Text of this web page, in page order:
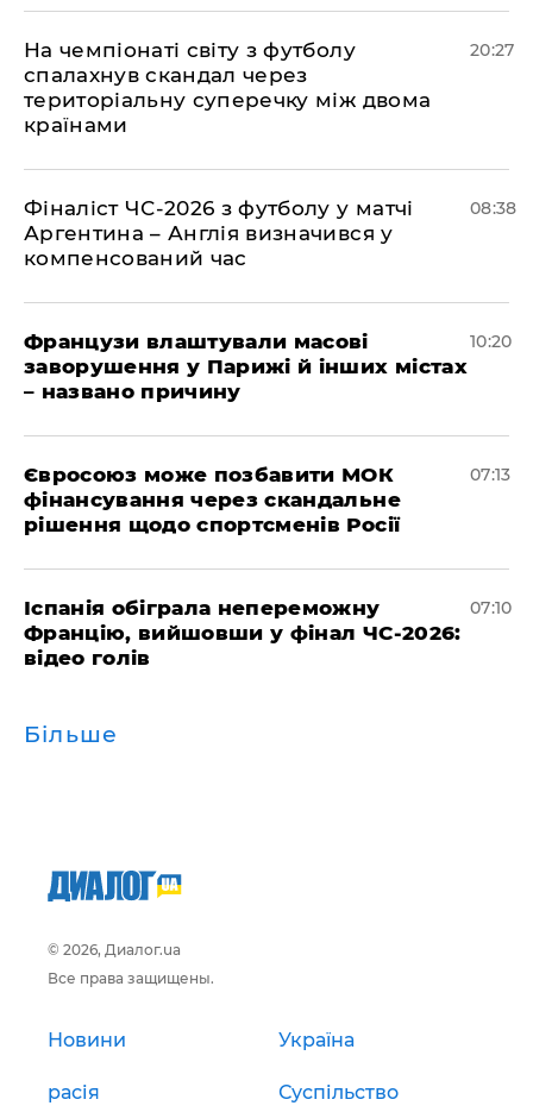
​На чемпіонаті світу з футболу
спалахнув скандал через
територіальну суперечку між двома
країнами
20:27
Фіналіст ЧС-2026 з футболу у матчі
Аргентина – Англія визначився у
компенсований час
08:38
Французи влаштували масові
заворушення у Парижі й інших містах
– названо причину
10:20
Євросоюз може позбавити МОК
фінансування через скандальне
рішення щодо спортсменів Росії
07:13
Іспанія обіграла непереможну
Францію, вийшовши у фінал ЧС-2026:
відео голів
07:10
Більше
© 2026, Диалог.ua
Все права защищены.
Новини Україна
расія Суспільство